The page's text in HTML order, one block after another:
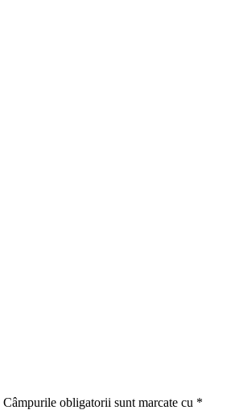
Câmpurile obligatorii sunt marcate cu *